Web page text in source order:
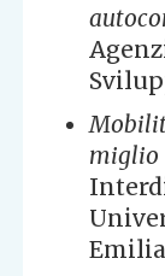
miglio
Emilia